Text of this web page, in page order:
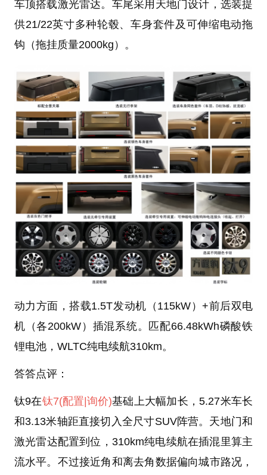
车顶搭载激光雷达。车尾采用天地门设计，选装提
供21/22英寸多种轮毂、车身套件及可伸缩电动拖
钩（拖挂质量2000kg）。
动力方面，搭载1.5T发动机（115kW）+前后双电
机（各200kW）插混系统。匹配66.48kWh磷酸铁
锂电池，WLTC纯电续航310km。
答答点评：
钛9在钛7(配置|询价)基础上大幅加长，5.27米车长
和3.13米轴距直接切入全尺寸SUV阵营。天地门和
激光雷达配置到位，310km纯电续航在插混里算主
流水平。不过接近角和离去角数据偏向城市路况，